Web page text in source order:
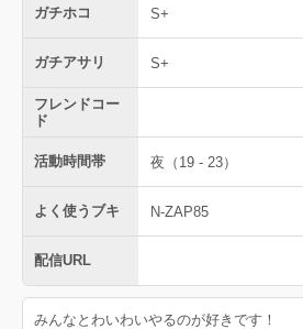
ガチホコ S+
ガチアサリ S+
フレンドコー
ド
活動時間帯 夜（19 - 23）
よく使うブキ N-ZAP85
配信URL
みんなとわいわいやるのが好きです！